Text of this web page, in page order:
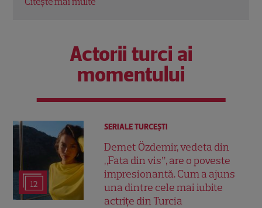
Actorii turci ai
momentului
12
SERIALE TURCEŞTI
Demet Özdemir, vedeta din
„Fata din vis”, are o poveste
impresionantă. Cum a ajuns
una dintre cele mai iubite
actrițe din Turcia